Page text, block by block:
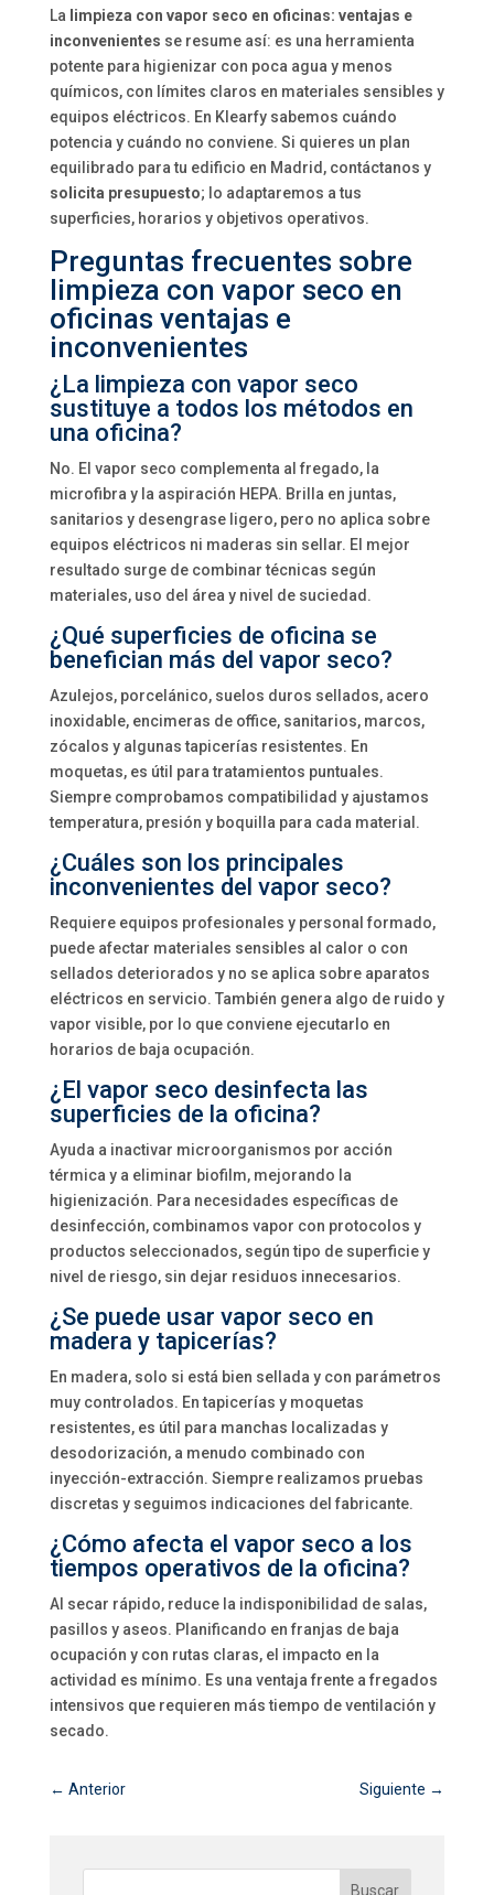
La limpieza con vapor seco en oficinas: ventajas e
inconvenientes se resume así: es una herramienta
potente para higienizar con poca agua y menos
químicos, con límites claros en materiales sensibles y
equipos eléctricos. En Klearfy sabemos cuándo
potencia y cuándo no conviene. Si quieres un plan
equilibrado para tu edificio en Madrid, contáctanos y
solicita presupuesto; lo adaptaremos a tus
superficies, horarios y objetivos operativos.
Preguntas frecuentes sobre
limpieza con vapor seco en
oficinas ventajas e
inconvenientes
¿La limpieza con vapor seco
sustituye a todos los métodos en
una oficina?
No. El vapor seco complementa al fregado, la
microfibra y la aspiración HEPA. Brilla en juntas,
sanitarios y desengrase ligero, pero no aplica sobre
equipos eléctricos ni maderas sin sellar. El mejor
resultado surge de combinar técnicas según
materiales, uso del área y nivel de suciedad.
¿Qué superficies de oficina se
benefician más del vapor seco?
Azulejos, porcelánico, suelos duros sellados, acero
inoxidable, encimeras de office, sanitarios, marcos,
zócalos y algunas tapicerías resistentes. En
moquetas, es útil para tratamientos puntuales.
Siempre comprobamos compatibilidad y ajustamos
temperatura, presión y boquilla para cada material.
¿Cuáles son los principales
inconvenientes del vapor seco?
Requiere equipos profesionales y personal formado,
puede afectar materiales sensibles al calor o con
sellados deteriorados y no se aplica sobre aparatos
eléctricos en servicio. También genera algo de ruido y
vapor visible, por lo que conviene ejecutarlo en
horarios de baja ocupación.
¿El vapor seco desinfecta las
superficies de la oficina?
Ayuda a inactivar microorganismos por acción
térmica y a eliminar biofilm, mejorando la
higienización. Para necesidades específicas de
desinfección, combinamos vapor con protocolos y
productos seleccionados, según tipo de superficie y
nivel de riesgo, sin dejar residuos innecesarios.
¿Se puede usar vapor seco en
madera y tapicerías?
En madera, solo si está bien sellada y con parámetros
muy controlados. En tapicerías y moquetas
resistentes, es útil para manchas localizadas y
desodorización, a menudo combinado con
inyección-extracción. Siempre realizamos pruebas
discretas y seguimos indicaciones del fabricante.
¿Cómo afecta el vapor seco a los
tiempos operativos de la oficina?
Al secar rápido, reduce la indisponibilidad de salas,
pasillos y aseos. Planificando en franjas de baja
ocupación y con rutas claras, el impacto en la
actividad es mínimo. Es una ventaja frente a fregados
intensivos que requieren más tiempo de ventilación y
secado.
← Anterior Siguiente →
Buscar